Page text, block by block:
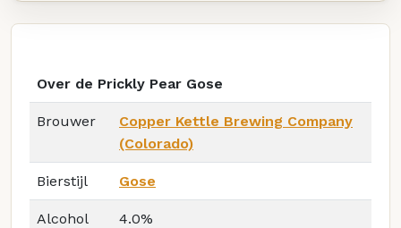
Over de Prickly Pear Gose
Brouwer
Copper Kettle Brewing Company
(Colorado)
Bierstijl Gose
Alcohol 4.0%